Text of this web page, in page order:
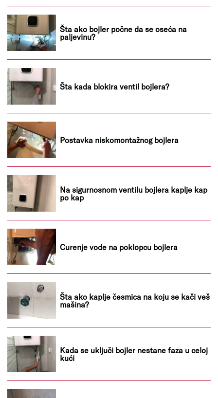
Šta ako bojler počne da se oseća na
paljevinu?
Šta kada blokira ventil bojlera?
Postavka niskomontažnog bojlera
Na sigurnosnom ventilu bojlera kaplje kap
po kap
Curenje vode na poklopcu bojlera
Šta ako kaplje česmica na koju se kači veš
mašina?
Kada se uključi bojler nestane faza u celoj
kući